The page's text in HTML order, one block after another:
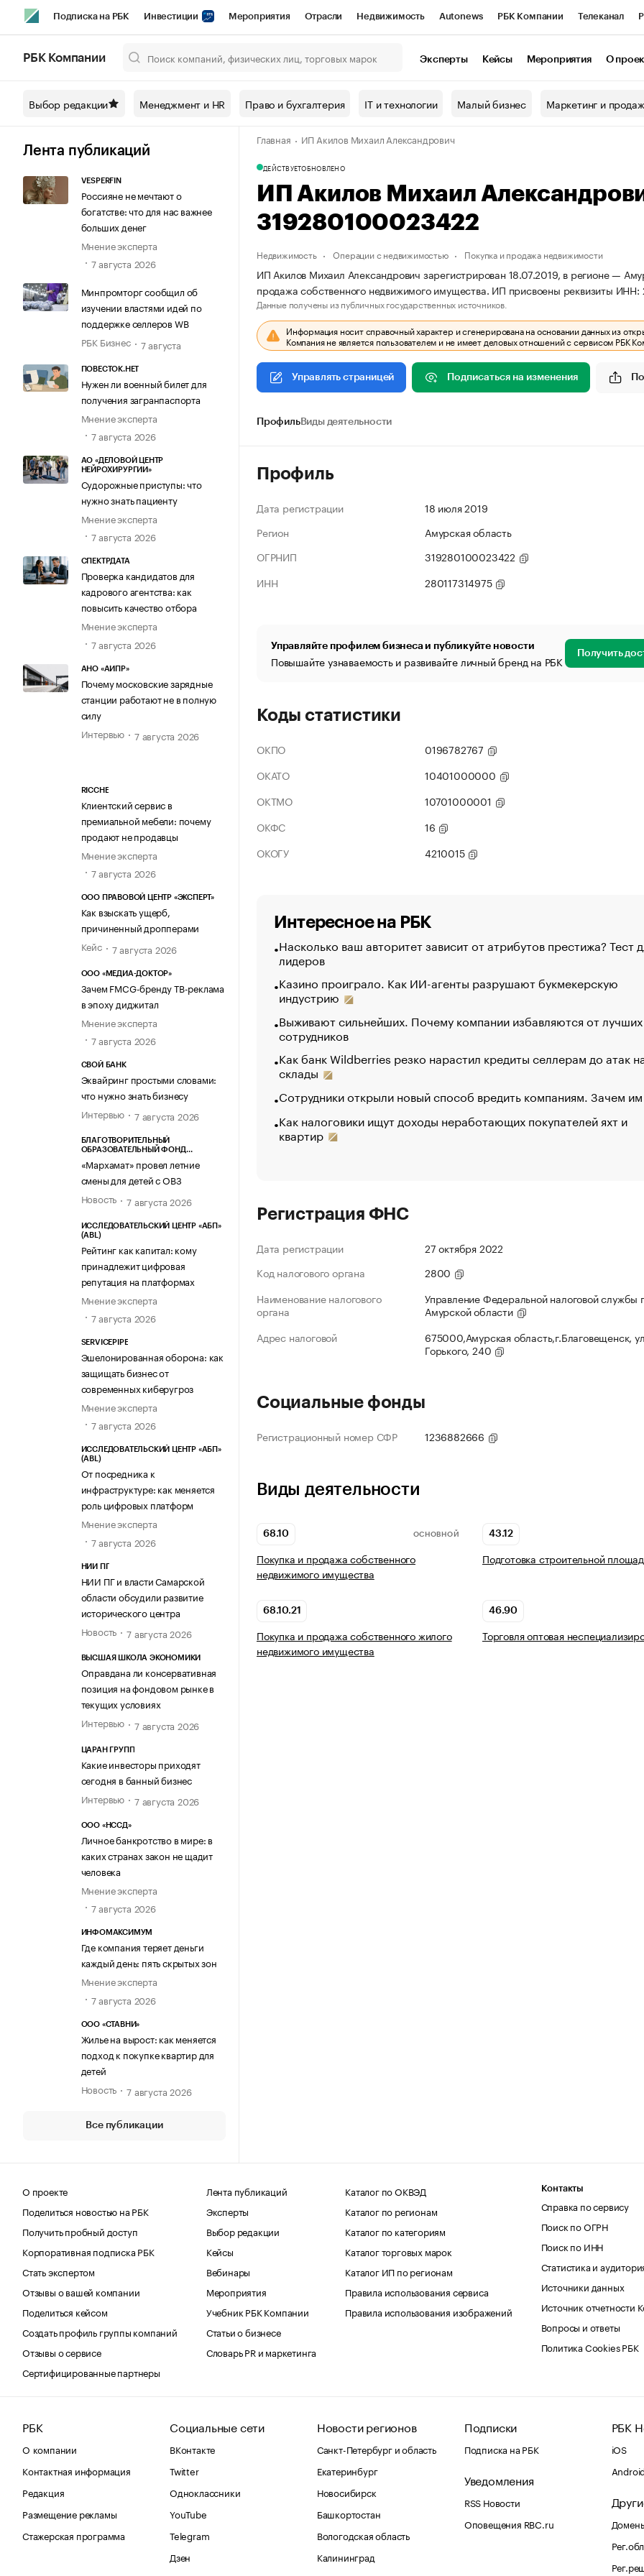
Подписка на РБК Инвестиции Мероприятия Отрасли Недвижимость Autonews РБК Компании Телеканал
Спецпроекты СПб Конференции СПб Спецпроекты Проверка контрагентов
Технологии и медиа Рынок наличной валюты
РБК Компании Эксперты Кейсы Мероприятия О
Выбор редакции Менеджмент и HR Право и бухгалтерия IT и технологии Малый бизнес Маркетинг и
Лента публикаций
VESPERFIN
Россияне не мечтают о
богатстве: что для нас важнее
больших денег
Мнение эксперта
7 августа 2026
Минпромторг сообщил об
изучении властями идей по
поддержке селлеров WB
РБК Бизнес
7 августа
ПОВЕСТОК.НЕТ
Нужен ли военный билет для
получения загранпаспорта
Мнение эксперта
7 августа 2026
АО «ДЕЛОВОЙ ЦЕНТР
НЕЙРОХИРУРГИИ»
Судорожные приступы: что
нужно знать пациенту
Мнение эксперта
7 августа 2026
СПЕКТРДАТА
Проверка кандидатов для
кадрового агентства: как
повысить качество отбора
Мнение эксперта
7 августа 2026
АНО «АИПР»
Почему московские зарядные
станции работают не в полную
силу
Интервью
7 августа 2026
RICCHE
Клиентский сервис в
премиальной мебели: почему
продают не продавцы
Мнение эксперта
7 августа 2026
ООО ПРАВОВОЙ ЦЕНТР «ЭКСПЕРТ»
Как взыскать ущерб,
причиненный дропперами
Кейс
7 августа 2026
ООО «МЕДИА-ДОКТОР»
Зачем FMCG-бренду ТВ-реклама
в эпоху диджитал
Мнение эксперта
7 августа 2026
СВОЙ БАНК
Эквайринг простыми словами:
что нужно знать бизнесу
Интервью
7 августа 2026
БЛАГОТВОРИТЕЛЬНЫЙ
ОБРАЗОВАТЕЛЬНЫЙ ФОНД
«Мархамат» провел летние
смены для детей с ОВЗ
Новость
7 августа 2026
ИССЛЕДОВАТЕЛЬСКИЙ ЦЕНТР «АБП»
(ABL)
Рейтинг как капитал: кому
принадлежит цифровая
репутация на платформах
Мнение эксперта
7 августа 2026
SERVICEPIPE
Эшелонированная оборона: как
защищать бизнес от
современных киберугроз
Мнение эксперта
7 августа 2026
ИССЛЕДОВАТЕЛЬСКИЙ ЦЕНТР «АБП»
(ABL)
От посредника к
инфраструктуре: как меняется
роль цифровых платформ
Мнение эксперта
7 августа 2026
НИИ ПГ
НИИ ПГ и власти Самарской
области обсудили развитие
исторического центра
Новость
7 августа 2026
ВЫСШАЯ ШКОЛА ЭКОНОМИКИ
Оправдана ли консервативная
позиция на фондовом рынке в
текущих условиях
Интервью
7 августа 2026
ЦАРАН ГРУПП
Какие инвесторы приходят
сегодня в банный бизнес
Интервью
7 августа 2026
ООО «НССД»
Личное банкротство в мире: в
каких странах закон не щадит
человека
Мнение эксперта
7 августа 2026
ИНФОМАКСИМУМ
Где компания теряет деньги
каждый день: пять скрытых зон
Мнение эксперта
7 августа 2026
ООО «СТАВНИ»
Жилье на вырост: как меняется
подход к покупке квартир для
детей
Новость
7 августа 2026
Все публикации
Главная ИП Акилов Михаил Александрович
ДЕЙСТВУЕТОБНОВЛЕНО
ИП Акилов Михаил
319280100023422
Недвижимость Операции с недвижимостью Покупка и продажа недвижимости
ИП Акилов Михаил Александрович зарегистрирован 18.07.2019, в регионе —
продажа собственного недвижимого имущества. ИП присвоены реквизиты
Данные получены из публичных государственных источников.
Информация носит справочный характер и сгенерирована на основании данных из
Компания не является пользователем и не имеет деловых отношений с сервисом РБК
Управлять страницей Подписаться на изменения
ПрофильВиды деятельности
Профиль
Дата регистрации
18 июля 2019
Регион
Амурская область
ОГРНИП
319280100023422
ИНН
280117314975
Управляйте профилем бизнеса и публикуйте новости
Повышайте узнаваемость и развивайте личный бренд на РБК Получить
Коды статистики
ОКПО
0196782767
ОКАТО
10401000000
ОКТМО
10701000001
ОКФС
16
ОКОГУ
4210015
Интересное на РБК
Насколько ваш авторитет зависит от атрибутов престижа? Тест
лидеров
Казино проиграло. Как ИИ-агенты разрушают букмекерскую
индустрию
Выживают сильнейших. Почему компании избавляются от лучших
сотрудников
Как банк Wildberries резко нарастил кредиты селлерам до атак
склады
Сотрудники открыли новый способ вредить компаниям. Зачем
Как налоговики ищут доходы неработающих покупателей яхт и
квартир
Регистрация ФНС
Дата регистрации
27 октября 2022
Код налогового органа
2800
Наименование налогового
органа
Управление Федеральной налоговой службы
Амурской области
Адрес налоговой
675000,Амурская область,г.Благовещенск,
Горького, 240
Социальные фонды
Регистрационный номер СФР 1236882666
Виды деятельности
68.10 ОСНОВНОЙ
Покупка и продажа собственного
недвижимого имущества
43.12
Подготовка строительной
68.10.21
Покупка и продажа собственного жилого
недвижимого имущества
46.90
Торговля оптовая
О проекте
Поделиться новостью на РБК
Получить пробный доступ
Корпоративная подписка РБК
Стать экспертом
Отзывы о вашей компании
Поделиться кейсом
Создать профиль группы компаний
Отзывы о сервисе
Сертифицированные партнеры
Лента публикаций
Эксперты
Выбор редакции
Кейсы
Вебинары
Мероприятия
Учебник РБК Компании
Статьи о бизнесе
Словарь PR и маркетинга
Каталог по ОКВЭД
Каталог по регионам
Каталог по категориям
Каталог торговых марок
Каталог ИП по регионам
Правила использования сервиса
Правила использования изображений
Контакты
Справка по сервису
Поиск по ОГРН
Поиск по ИНН
Статистика и
Источники данных
Источник отчетности
Вопросы и ответы
Политика Cookies РБК
РБК
О компании
Контактная информация
Редакция
Размещение рекламы
Стажерская программа
Социальные сети
ВКонтакте
Twitter
Одноклассники
YouTube
Telegram
Дзен
Новости регионов
Санкт-Петербург и область
Екатеринбург
Новосибирск
Башкортостан
Вологодская область
Калининград
Подписки
Подписка на РБК
Уведомления
RSS Новости
Оповещения RBC.ru
РБК
iOS